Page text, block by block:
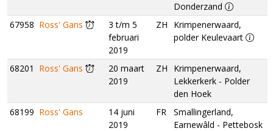
Donderzand
67958 Ross' Gans
3 t/m 5
februari
2019
ZH
Krimpenerwaard,
polder Keulevaart
68201 Ross' Gans
20 maart
2019
ZH
Krimpenerwaard,
Lekkerkerk - Polder
den Hoek
68199 Ross' Gans
14 juni
2019
FR
Smallingerland,
Earnewâld - Pettebosk